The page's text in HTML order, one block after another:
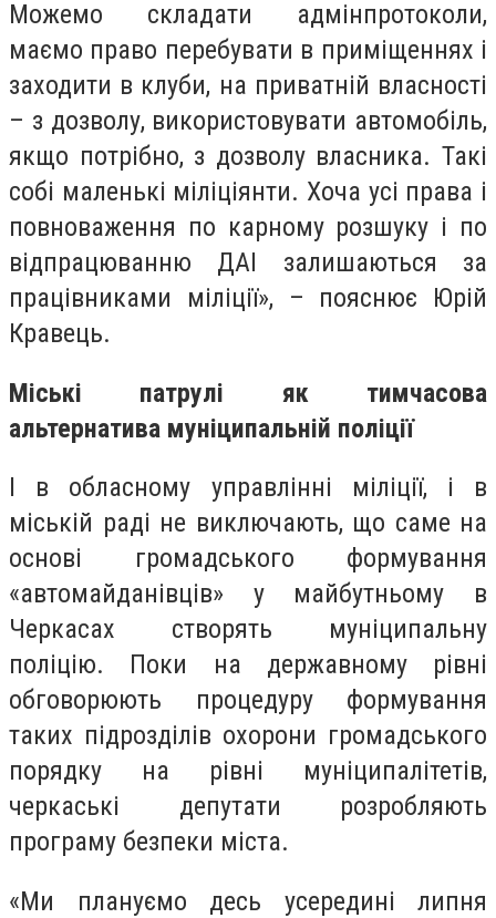
Можемо складати адмінпротоколи,
маємо право перебувати в приміщеннях і
заходити в клуби, на приватній власності
– з дозволу, використовувати автомобіль,
якщо потрібно, з дозволу власника. Такі
собі маленькі міліціянти. Хоча усі права і
повноваження по карному розшуку і по
відпрацюванню ДАІ залишаються за
працівниками міліції», – пояснює Юрій
Кравець.
Міські патрулі як тимчасова
альтернатива муніципальній поліції
І в обласному управлінні міліції, і в
міській раді не виключають, що саме на
основі громадського формування
«автомайданівців» у майбутньому в
Черкасах створять муніципальну
поліцію. Поки на державному рівні
обговорюють процедуру формування
таких підрозділів охорони громадського
порядку на рівні муніципалітетів,
черкаські депутати розробляють
програму безпеки міста.
«Ми плануємо десь усередині липня